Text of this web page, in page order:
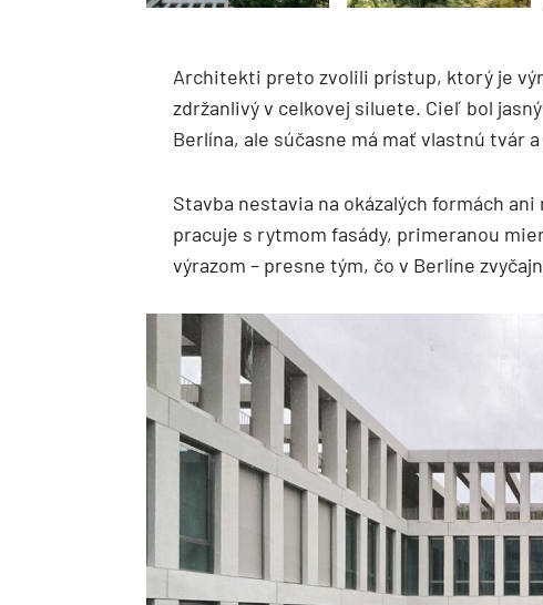
Architekti preto zvolili prístup, ktorý je
zdržanlivý v celkovej siluete. Cieľ bol
Berlína, ale súčasne má mať vlastnú tvár
Stavba nestavia na okázalých formách
pracuje s rytmom fasády, primeranou
výrazom – presne tým, čo v Berlíne